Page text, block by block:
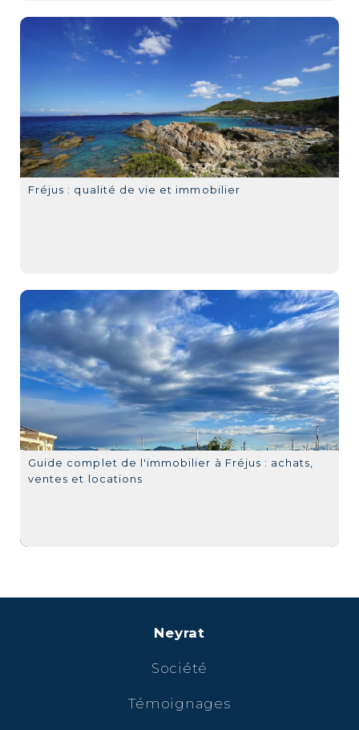
Fréjus : qualité de vie et immobilier
Guide complet de l'immobilier à Fréjus : achats,
ventes et locations
Neyrat
Société
Témoignages